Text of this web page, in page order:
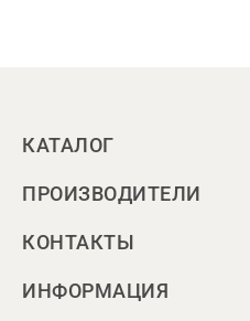
КАТАЛОГ
ПРОИЗВОДИТЕЛИ
КОНТАКТЫ
ИНФОРМАЦИЯ